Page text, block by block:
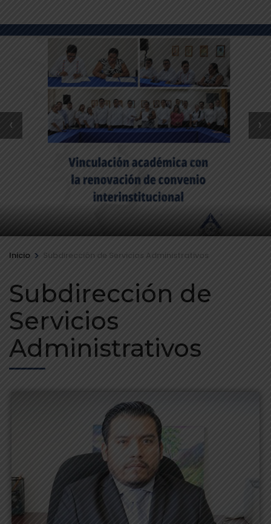
‹ ›
Inicio > Subdirección de Servicios Administrativos
Subdirección de
Servicios
Administrativos